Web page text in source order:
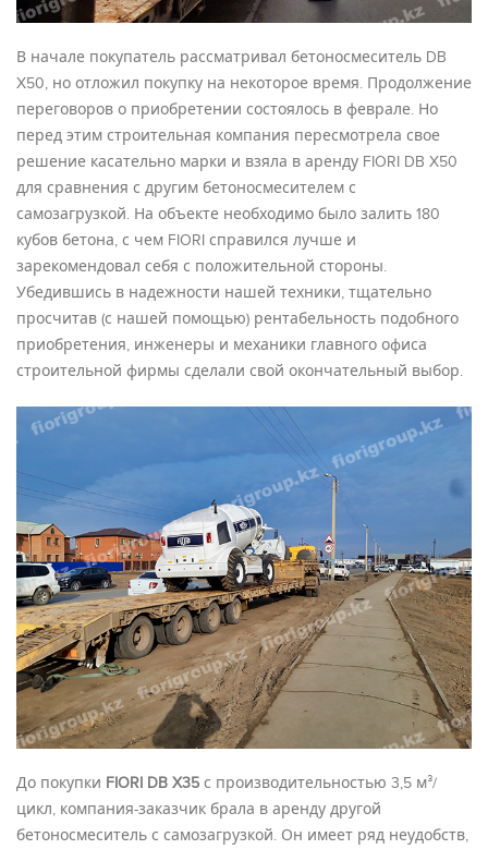
В начале покупатель рассматривал бетоносмеситель DB
X50, но отложил покупку на некоторое время. Продолжение
переговоров о приобретении состоялось в феврале. Но
перед этим строительная компания пересмотрела свое
решение касательно марки и взяла в аренду FIORI DB X50
для сравнения с другим бетоносмесителем с
самозагрузкой. На объекте необходимо было залить 180
кубов бетона, с чем FIORI справился лучше и
зарекомендовал себя с положительной стороны.
Убедившись в надежности нашей техники, тщательно
просчитав (с нашей помощью) рентабельность подобного
приобретения, инженеры и механики главного офиса
строительной фирмы сделали свой окончательный выбор.
До покупки FIORI DB X35 с производительностью 3,5 м³/
цикл, компания-заказчик брала в аренду другой
бетоносмеситель с самозагрузкой. Он имеет ряд неудобств,